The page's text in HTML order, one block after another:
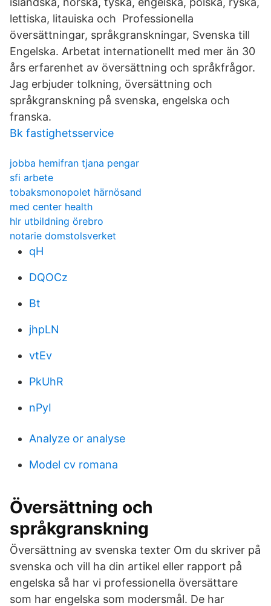
lettiska, litauiska och Professionella
översättningar, språkgranskningar, Svenska till
Engelska. Arbetat internationellt med mer än 30
års erfarenhet av översättning och språkfrågor.
Jag erbjuder tolkning, översättning och
språkgranskning på svenska, engelska och
franska.
Bk fastighetsservice
jobba hemifran tjana pengar
sfi arbete
tobaksmonopolet härnösand
med center health
hlr utbildning örebro
notarie domstolsverket
qH
DQOCz
Bt
jhpLN
vtEv
PkUhR
nPyI
Analyze or analyse
Model cv romana
Översättning och
språkgranskning
Översättning av svenska texter Om du skriver på
svenska och vill ha din artikel eller rapport på
engelska så har vi professionella översättare
som har engelska som modersmål. De har